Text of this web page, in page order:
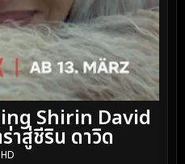
Shirin David
าสู่ชีริน ดาวิด